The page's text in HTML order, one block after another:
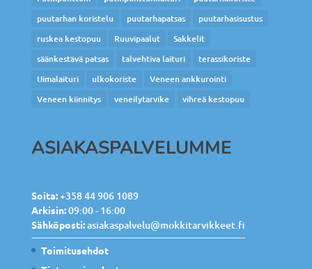
puutarhan koristelu
puutarhapatsas
puutarhasisustus
ruskea kestopuu
Ruuvipaalut
Sakkelit
säänkestävä patsas
talvehtiva laituri
terassikoriste
Uimalaituri
ulkokoriste
Veneen ankkurointi
Veneen kiinnitys
veneilytarvike vihreä kestopuu
ASIAKASPALVELUMME
Soita:+358 44 906 1089
Arkisin:09:00 - 16:00
Sähköposti:asiakaspalvelu@mokkitarvikkeet.fi
Toimitusehdot